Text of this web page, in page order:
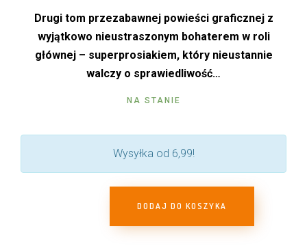
39,90zł.31,99zł.
Drugi tom przezabawnej powieści graficznej z
wyjątkowo nieustraszonym bohaterem w roli
głównej – superprosiakiem, który nieustannie
walczy o sprawiedliwość…
NA STANIE
Wysyłka od 6,99!
DODAJ DO KOSZYKA